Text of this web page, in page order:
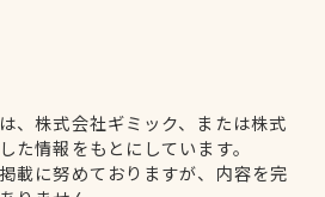
、株式会社ギミック、または株式
た情報をもとにしています。
載に努めておりますが、内容を完